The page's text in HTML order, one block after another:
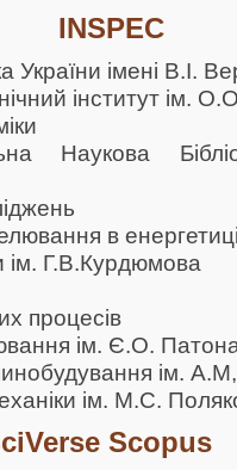
INSPEC
України імені В.І.
інститут ім.
Наукова
в
ім. Г.В.Курдюмова
процесів
ім. Є.О.
ім.
ім. М.С.
Scopus